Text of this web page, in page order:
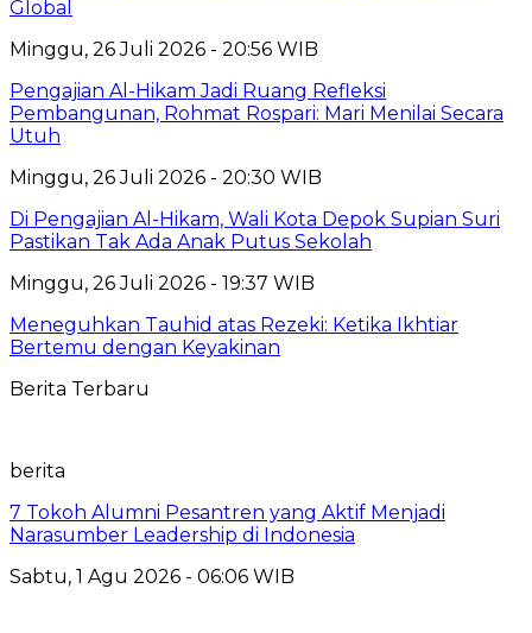
Global
Minggu, 26 Juli 2026 - 20:56 WIB
Pengajian Al-Hikam Jadi Ruang Refleksi
Pembangunan, Rohmat Rospari: Mari Menilai Secara
Utuh
Minggu, 26 Juli 2026 - 20:30 WIB
Di Pengajian Al-Hikam, Wali Kota Depok Supian Suri
Pastikan Tak Ada Anak Putus Sekolah
Minggu, 26 Juli 2026 - 19:37 WIB
Meneguhkan Tauhid atas Rezeki: Ketika Ikhtiar
Bertemu dengan Keyakinan
Berita Terbaru
berita
7 Tokoh Alumni Pesantren yang Aktif Menjadi
Narasumber Leadership di Indonesia
Sabtu, 1 Agu 2026 - 06:06 WIB